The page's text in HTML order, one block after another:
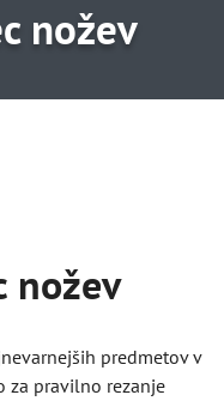
nožev
nožev
predmetov v
za pravilno rezanje